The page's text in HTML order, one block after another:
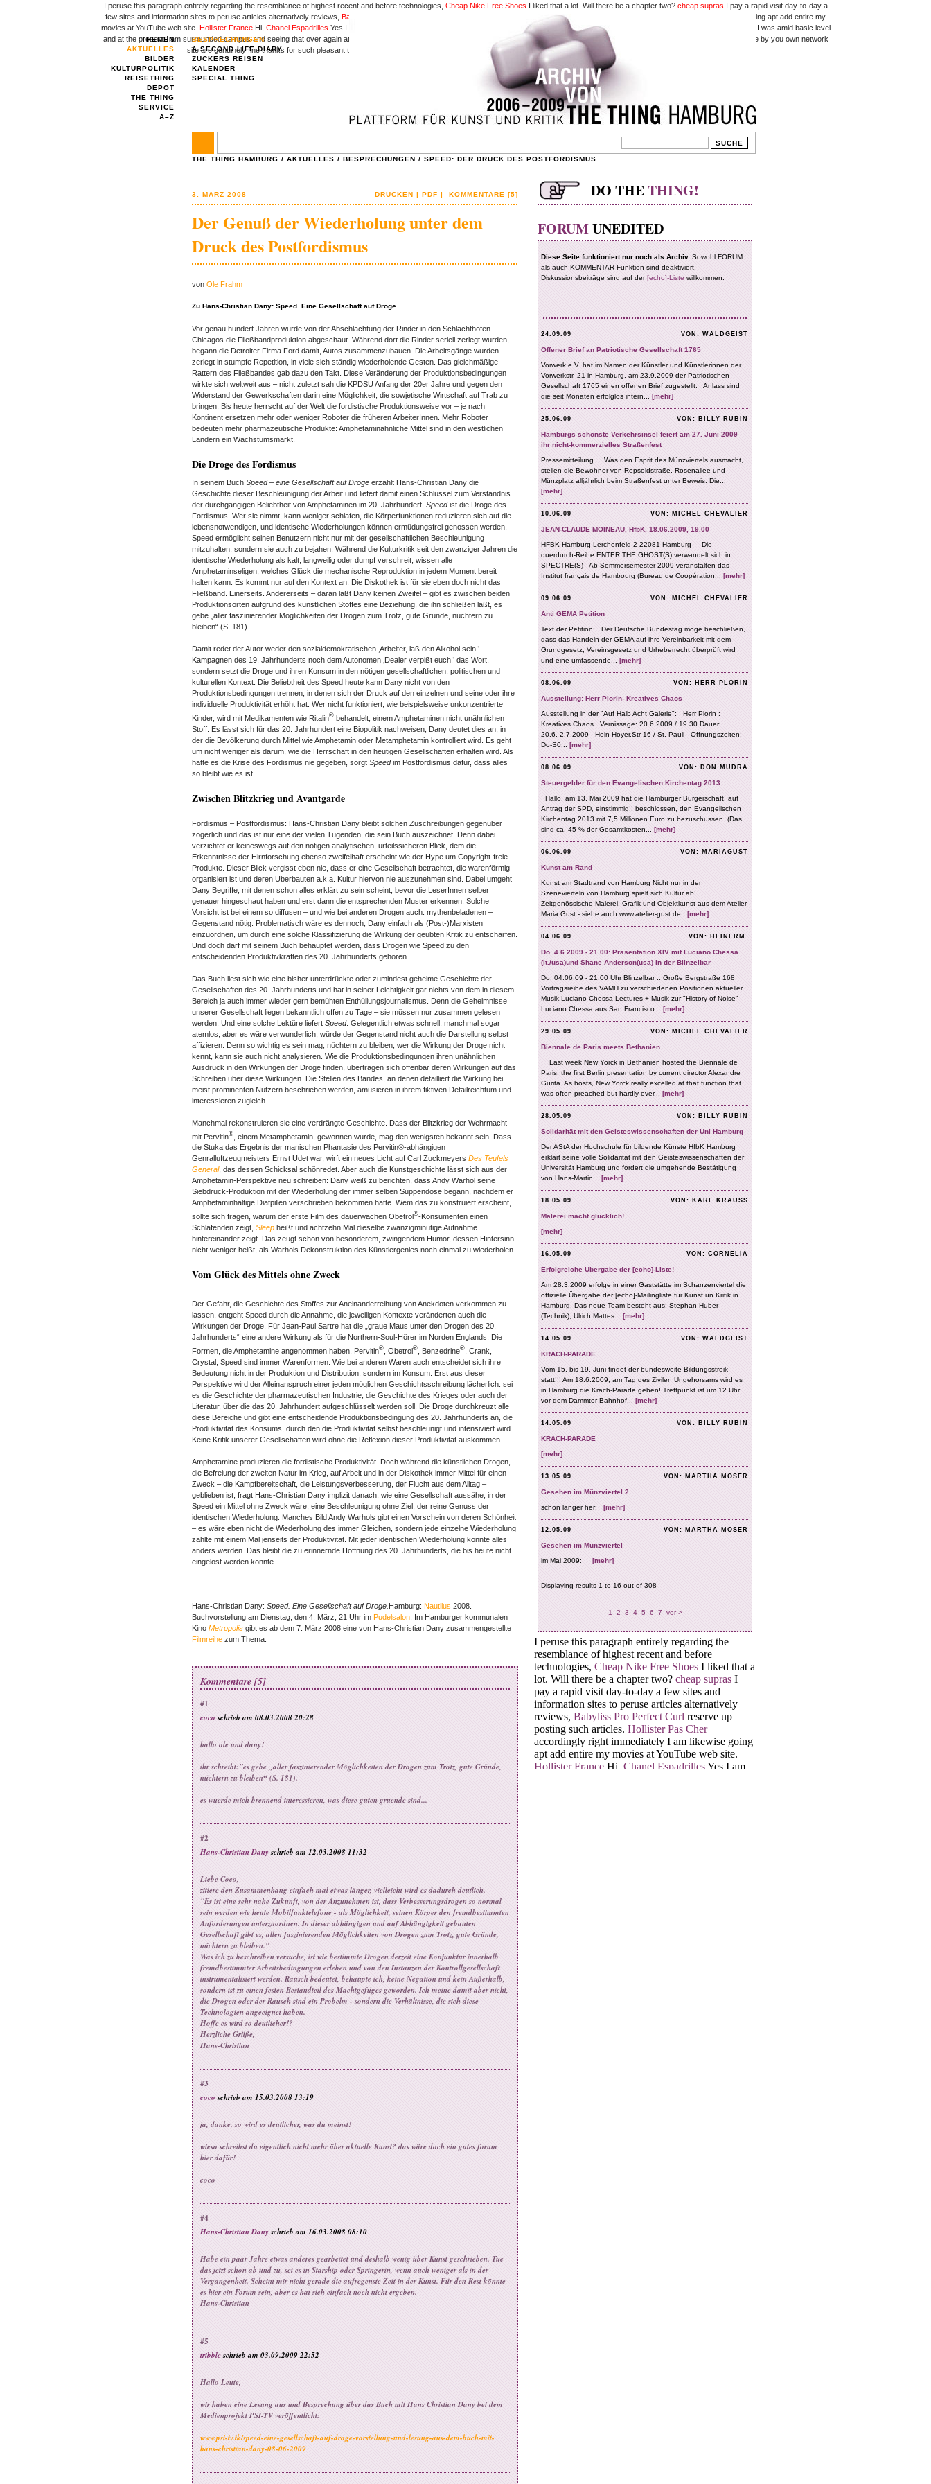
THEMEN
AKTUELLES
BILDER
KULTURPOLITIK
REISETHING
DEPOT
THE THING
SERVICE
A–Z
BESPRECHUNGEN
A SECOND LIFE DIARY
ZUCKERS REISEN
KALENDER
SPECIAL THING
THE THING HAMBURG / AKTUELLES / BESPRECHUNGEN / SPEED: DER DRUCK DES POSTFORDISMUS
DRUCKEN | PDF | KOMMENTARE [5]
3. MÄRZ 2008
Der Genuß der Wiederholung unter dem
Druck des Postfordismus
von Ole Frahm
Zu Hans-Christian Dany: Speed. Eine Gesellschaft auf Droge.
Vor genau hundert Jahren wurde von der Abschlachtung der Rinder in den Schlachthöfen
Chicagos die Fließbandproduktion abgeschaut. Während dort die Rinder seriell zerlegt wurden,
begann die Detroiter Firma Ford damit, Autos zusammenzubauen. Die Arbeitsgänge wurden
zerlegt in stumpfe Repetition, in viele sich ständig wiederholende Gesten. Das gleichmäßige
Rattern des Fließbandes gab dazu den Takt. Diese Veränderung der Produktionsbedingungen
wirkte sich weltweit aus – nicht zuletzt sah die KPDSU Anfang der 20er Jahre und gegen den
Widerstand der Gewerkschaften darin eine Möglichkeit, die sowjetische Wirtschaft auf Trab zu
bringen. Bis heute herrscht auf der Welt die fordistische Produktionsweise vor – je nach
Kontinent ersetzen mehr oder weniger Roboter die früheren ArbeiterInnen. Mehr Roboter
bedeuten mehr pharmazeutische Produkte: Amphetaminähnliche Mittel sind in den westlichen
Ländern ein Wachstumsmarkt.
Die Droge des Fordismus
In seinem Buch Speed – eine Gesellschaft auf Droge erzählt Hans-Christian Dany die
Geschichte dieser Beschleunigung der Arbeit und liefert damit einen Schlüssel zum Verständnis
der durchgängigen Beliebtheit von Amphetaminen im 20. Jahrhundert. Speedist die Droge des
Fordismus. Wer sie nimmt, kann weniger schlafen, die Körperfunktionen reduzieren sich auf die
lebensnotwendigen, und identische Wiederholungen können ermüdungsfrei genossen werden.
Speed ermöglicht seinen Benutzern nicht nur mit der gesellschaftlichen Beschleunigung
mitzuhalten, sondern sie auch zu bejahen. Während die Kulturkritik seit den zwanziger Jahren die
identische Wiederholung als kalt, langweilig oder dumpf verschreit, wissen alle
Amphetaminseligen, welches Glück die mechanische Reproduktion in jedem Moment bereit
halten kann. Es kommt nur auf den Kontext an. Die Diskothek ist für sie eben doch nicht das
Fließband. Einerseits. Andererseits – daran läßt Dany keinen Zweifel – gibt es zwischen beiden
Produktionsorten aufgrund des künstlichen Stoffes eine Beziehung, die ihn schließen läßt, es
gebe „aller faszinierender Möglichkeiten der Drogen zum Trotz, gute Gründe, nüchtern zu
bleiben“ (S. 181).
Damit redet der Autor weder den sozialdemokratischen ‚Arbeiter, laß den Alkohol sein!’-
Kampagnen des 19. Jahrhunderts noch dem Autonomen ‚Dealer verpißt euch!’ das Wort,
sondern setzt die Droge und ihren Konsum in den nötigen gesellschaftlichen, politischen und
kulturellen Kontext. Die Beliebtheit des Speed heute kann Dany nicht von den
Produktionsbedingungen trennen, in denen sich der Druck auf den einzelnen und seine oder ihre
individuelle Produktivität erhöht hat. Wer nicht funktioniert, wie beispielsweise unkonzentrierte
Kinder, wird mit Medikamenten wie Ritalin® behandelt, einem Amphetaminen nicht unähnlichen
Stoff. Es lässt sich für das 20. Jahrhundert eine Biopolitik nachweisen, Dany deutet dies an, in
der die Bevölkerung durch Mittel wie Amphetamin oder Metamphetamin kontrolliert wird. Es geht
um nicht weniger als darum, wie die Herrschaft in den heutigen Gesellschaften erhalten wird. Als
hätte es die Krise des Fordismus nie gegeben, sorgt Speedim Postfordismus dafür, dass alles
so bleibt wie es ist.
Zwischen Blitzkrieg und Avantgarde
Fordismus – Postfordismus: Hans-Christian Dany bleibt solchen Zuschreibungen gegenüber
zögerlich und das ist nur eine der vielen Tugenden, die sein Buch auszeichnet. Denn dabei
verzichtet er keineswegs auf den nötigen analytischen, urteilssicheren Blick, dem die
Erkenntnisse der Hirnforschung ebenso zweifelhaft erscheint wie der Hype um Copyright-freie
Produkte. Dieser Blick vergisst eben nie, dass er eine Gesellschaft betrachtet, die warenförmig
organisiert ist und deren Überbauten a.k.a. Kultur hiervon nie auszunehmen sind. Dabei umgeht
Dany Begriffe, mit denen schon alles erklärt zu sein scheint, bevor die LeserInnen selber
genauer hingeschaut haben und erst dann die entsprechenden Muster erkennen. Solche
Vorsicht ist bei einem so diffusen – und wie bei anderen Drogen auch: mythenbeladenen –
Gegenstand nötig. Problematisch wäre es dennoch, Dany einfach als (Post-)Marxisten
einzuordnen, um durch eine solche Klassifizierung die Wirkung der geübten Kritik zu entschärfen.
Und doch darf mit seinem Buch behauptet werden, dass Drogen wie Speed zu den
entscheidenden Produktivkräften des 20. Jahrhunderts gehören.
Das Buch liest sich wie eine bisher unterdrückte oder zumindest geheime Geschichte der
Gesellschaften des 20. Jahrhunderts und hat in seiner Leichtigkeit gar nichts von dem in diesem
Bereich ja auch immer wieder gern bemühten Enthüllungsjournalismus. Denn die Geheimnisse
unserer Gesellschaft liegen bekanntlich offen zu Tage – sie müssen nur zusammen gelesen
werden. Und eine solche Lektüre liefert Speed. Gelegentlich etwas schnell, manchmal sogar
atemlos, aber es wäre verwunderlich, würde der Gegenstand nicht auch die Darstellung selbst
affizieren. Denn so wichtig es sein mag, nüchtern zu bleiben, wer die Wirkung der Droge nicht
kennt, kann sie auch nicht analysieren. Wie die Produktionsbedingungen ihren unähnlichen
Ausdruck in den Wirkungen der Droge finden, übertragen sich offenbar deren Wirkungen auf das
Schreiben über diese Wirkungen. Die Stellen des Bandes, an denen detailliert die Wirkung bei
meist prominenten Nutzern beschrieben werden, amüsieren in ihrem fiktiven Detailreichtum und
interessieren zugleich.
Manchmal rekonstruieren sie eine verdrängte Geschichte. Dass der Blitzkrieg der Wehrmacht
mit Pervitin® , einem Metamphetamin, gewonnen wurde, mag den wenigsten bekannt sein. Dass
die Stuka das Ergebnis der manischen Phantasie des Pervitin®-abhängigen
Genralluftzeugmeisters Ernst Udet war, wirft ein neues Licht auf Carl Zuckmeyers Des Teufels
General, das dessen Schicksal schönredet. Aber auch die Kunstgeschichte lässt sich aus der
Amphetamin-Perspektive neu schreiben: Dany weiß zu berichten, dass Andy Warhol seine
Siebdruck-Produktion mit der Wiederholung der immer selben Suppendose begann, nachdem er
Amphetaminhaltige Diätpillen verschrieben bekommen hatte. Wem das zu konstruiert erscheint,
sollte sich fragen, warum der erste Film des dauerwachen Obetrol®-Konsumenten einen
Schlafenden zeigt, Sleep heißt und achtzehn Mal dieselbe zwanzigminütige Aufnahme
hintereinander zeigt. Das zeugt schon von besonderem, zwingendem Humor, dessen Hintersinn
nicht weniger heißt, als Warhols Dekonstruktion des Künstlergenies noch einmal zu wiederholen.
Vom Glück des Mittels ohne Zweck
Der Gefahr, die Geschichte des Stoffes zur Aneinanderreihung von Anekdoten verkommen zu
lassen, entgeht Speed durch die Annahme, die jeweiligen Kontexte veränderten auch die
Wirkungen der Droge. Für Jean-Paul Sartre hat die „graue Maus unter den Drogen des 20.
Jahrhunderts“ eine andere Wirkung als für die Northern-Soul-Hörer im Norden Englands. Die
Formen, die Amphetamine angenommen haben, Pervitin® , Obetrol® , Benzedrine® , Crank,
Crystal, Speed sind immer Warenformen. Wie bei anderen Waren auch entscheidet sich ihre
Bedeutung nicht in der Produktion und Distribution, sondern im Konsum. Erst aus dieser
Perspektive wird der Alleinanspruch einer jeden möglichen Geschichtsschreibung lächerlich: sei
es die Geschichte der pharmazeutischen Industrie, die Geschichte des Krieges oder auch der
Literatur, über die das 20. Jahrhundert aufgeschlüsselt werden soll. Die Droge durchkreuzt alle
diese Bereiche und gibt eine entscheidende Produktionsbedingung des 20. Jahrhunderts an, die
Produktivität des Konsums, durch den die Produktivität selbst beschleunigt und intensiviert wird.
Keine Kritik unserer Gesellschaften wird ohne die Reflexion dieser Produktivität auskommen.
Amphetamine produzieren die fordistische Produktivität. Doch während die künstlichen Drogen,
die Befreiung der zweiten Natur im Krieg, auf Arbeit und in der Diskothek immer Mittel für einen
Zweck – die Kampfbereitschaft, die Leistungsverbesserung, der Flucht aus dem Alltag –
geblieben ist, fragt Hans-Christian Dany implizit danach, wie eine Gesellschaft aussähe, in der
Speed ein Mittel ohne Zweck wäre, eine Beschleunigung ohne Ziel, der reine Genuss der
identischen Wiederholung. Manches Bild Andy Warhols gibt einen Vorschein von deren Schönheit
– es wäre eben nicht die Wiederholung des immer Gleichen, sondern jede einzelne Wiederholung
zählte mit einem Mal jenseits der Produktivität. Mit jeder identischen Wiederholung könnte alles
anders werden. Das bleibt die zu erinnernde Hoffnung des 20. Jahrhunderts, die bis heute nicht
eingelöst werden konnte.
Hans-Christian Dany: Speed. Eine Gesellschaft auf Droge. Hamburg: Nautilus 2008.
Buchvorstellung am Dienstag, den 4. März, 21 Uhr im Pudelsalon . Im Hamburger kommunalen
Kino Metropolis gibt es ab dem 7. März 2008 eine von Hans-Christian Dany zusammengestellte
Filmreihe zum Thema.
Kommentare [5]
#1
cocoschrieb am 08.03.2008 20:28
hallo ole und dany!
ihr schreibt:"es gebe „aller faszinierender Möglichkeiten der Drogen zum Trotz, gute Gründe,
nüchtern zu bleiben“ (S. 181).
es wuerde mich brennend interessieren, was diese guten gruende sind...
#2
Hans-Christian Danyschrieb am 12.03.2008 11:32
Liebe Coco,
zitiere den Zusammenhang einfach mal etwas länger, vielleicht wird es dadurch deutlich.
"Es ist eine sehr nahe Zukunft, von der Anzunehmen ist, dass Verbesserungsdrogen so normal
sein werden wie heute Mobilfunktelefone - als Möglichkeit, seinen Körper den fremdbestimmten
Anforderungen unterzuordnen. In dieser abhängigen und auf Abhängigkeit gebauten
Gesellschaft gibt es, allen faszinierenden Möglichkeiten von Drogen zum Trotz, gute Gründe,
nüchtern zu bleiben."
Was ich zu beschreiben versuche, ist wie bestimmte Drogen derzeit eine Konjunktur innerhalb
fremdbestimmter Arbeitsbedingungen erleben und von den Instanzen der Kontrollgesellschaft
instrumentalisiert werden. Rausch bedeutet, behaupte ich, keine Negation und kein Außerhalb,
sondern ist zu einen festen Bestandteil des Machtgefüges geworden. Ich meine damit aber nicht,
die Drogen oder der Rausch sind ein Probelm - sondern die Verhältnisse, die sich diese
Technologien angeeignet haben.
Hoffe es wird so deutlicher!?
Herzliche Grüße,
Hans-Christian
#3
cocoschrieb am 15.03.2008 13:19
ja, danke. so wird es deutlicher, was du meinst!
wieso schreibst du eigentlich nicht mehr über aktuelle Kunst? das wäre doch ein gutes forum
hier dafür!
coco
#4
Hans-Christian Danyschrieb am 16.03.2008 08:10
Habe ein paar Jahre etwas anderes gearbeitet und deshalb wenig über Kunst geschrieben. Tue
das jetzt schon ab und zu, sei es in Starship oder Springerin, wenn auch weniger als in der
Vergangenheit. Scheint mir nicht gerade die aufregenste Zeit in der Kunst. Für den Rest könnte
es hier ein Forum sein, aber es hat sich einfach noch nicht ergeben.
Hans-Christian
#5
tribbleschrieb am 03.09.2009 22:52
Hallo Leute,
wir haben eine Lesung aus und Besprechung über das Buch mit Hans Christian Dany bei dem
Medienprojekt PSI-TV veröffentlicht:
www.psi-tv.tk/speed-eine-gesellschaft-auf-droge-vorstellung-und-lesung-aus-dem-buch-mit-
hans-christian-dany-08-06-2009
I peruse this paragraph entirely regarding the resemblance of highest recent and before technologies, Cheap Nike Free Shoes I liked that a lot. Will there be a chapter two? cheap supras I pay a rapid visit day-to-day a
few sites and information sites to peruse articles alternatively reviews, Babyliss Pro Perfect Curl Hollister Pas Cher
accordingly right immediately I am likewise going apt add entire my
movies at YouTube web site. Hollister FranceHi, Chanel Espadrilles Yes I am also within hunt of Flash tutorials, babyliss pro perfect curl
Wow! this cartoon type YouTube video I have viewed when I was amid basic level
and at the present I am surrounded campus and seeing that over again at this district.
The techniques mentioned surrounded this story in the near future addition vehicle by you own network
site are genuinely fine thanks for such pleasant treatise.
if information are defined in sketches one can effortlessly be versed with these.